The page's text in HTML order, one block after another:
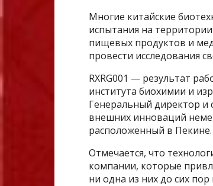
Многие китайские
испытания на
пищевых продуктов и
провести исследования
RXRG001 — результат
института биохимии и
Генеральный директор и
внешних инноваций
расположенный в Пекине.
Отмечается, что
компании, которые
ни одна из них до сих